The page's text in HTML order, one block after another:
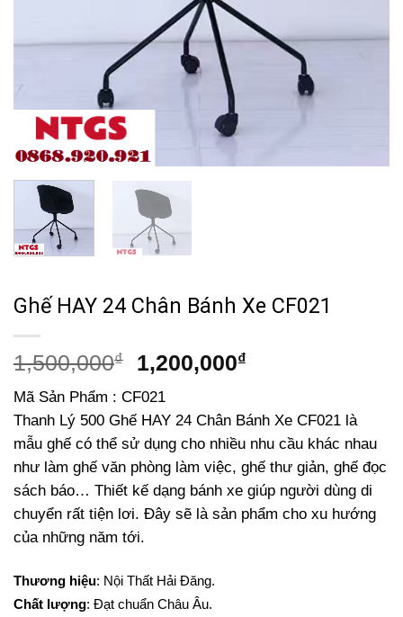
Ghế HAY 24 Chân Bánh Xe CF021
1,500,000₫
Giá
là:
1,500,000₫.
1,200,000₫Giá
là:
1,200,000₫.
Mã Sản Phẩm : CF021
Thanh Lý 500 Ghế HAY 24 Chân Bánh Xe CF021 là
mẫu ghế có thể sử dụng cho nhiều nhu cầu khác nhau
như làm ghế văn phòng làm việc, ghế thư giản, ghế đọc
sách báo… Thiết kế dạng bánh xe giúp người dùng di
chuyển rất tiện lơi. Đây sẽ là sản phẩm cho xu hướng
của những năm tới.
Thương hiệu: Nội Thất Hải Đăng.
Chất lượng: Đạt chuẩn Châu Âu.